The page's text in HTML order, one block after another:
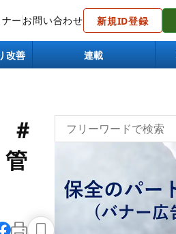
ー お問い合わせ 新規ID登録
改善 連載
＃